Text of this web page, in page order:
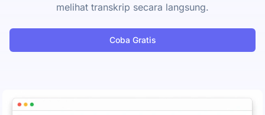
melihat transkrip secara langsung.
Coba Gratis